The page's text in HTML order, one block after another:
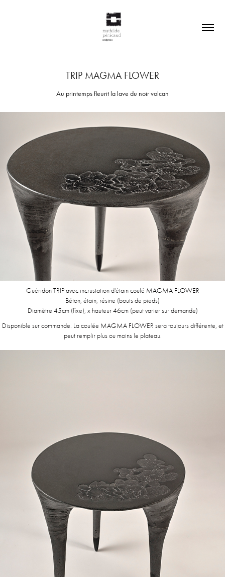
TRIP MAGMA FLOWER
Au printemps fleurit la lave du noir volcan
Guéridon TRIP avec incrustation d'étain coulé MAGMA FLOWER
Béton, étain, résine (bouts de pieds)
Diamètre 45cm (fixe), x hauteur 46cm (peut varier sur demande)
Disponible sur commande. La coulée MAGMA FLOWER sera toujours différente, et
peut remplir plus ou moins le plateau.